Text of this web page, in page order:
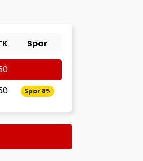
Spar
Spar 8%